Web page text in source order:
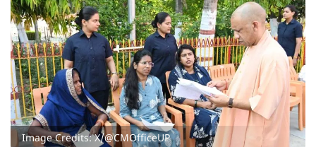
Image Credits: X/@CMOfficeUP